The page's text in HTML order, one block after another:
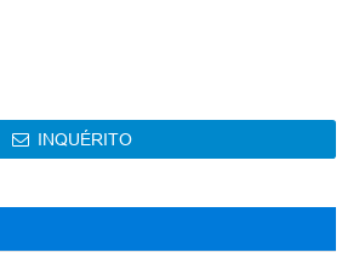
 INQUÉRITO